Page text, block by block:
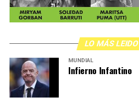
LO MÁS LEIDO
MUNDIAL
Infierno Infantino